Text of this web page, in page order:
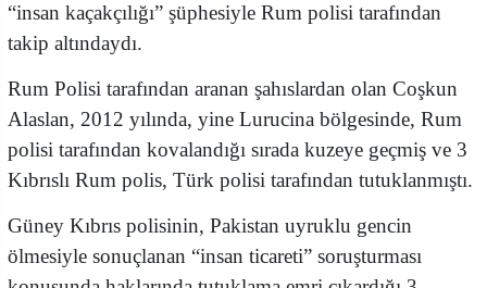
“insan kaçakçılığı” şüphesiyle Rum polisi tarafından
takip altındaydı.
Rum Polisi tarafından aranan şahıslardan olan Coşkun
Alaslan, 2012 yılında, yine Lurucina bölgesinde, Rum
polisi tarafından kovalandığı sırada kuzeye geçmiş ve 3
Kıbrıslı Rum polis, Türk polisi tarafından tutuklanmıştı.
Güney Kıbrıs polisinin, Pakistan uyruklu gencin
ölmesiyle sonuçlanan “insan ticareti” soruşturması